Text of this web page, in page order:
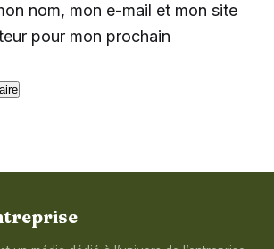
nom, mon e-mail et mon site
pour mon prochain